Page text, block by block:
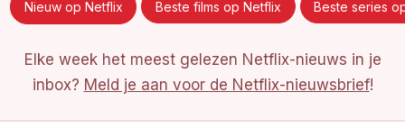
Nieuw op Netflix Beste films op Netflix Beste series
Elke week het meest gelezen Netflix-nieuws in je
inbox? Meld je aan voor de Netflix-nieuwsbrief!